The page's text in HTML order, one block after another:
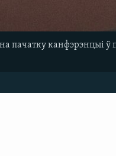
пачатку канфэрэнцыі ў